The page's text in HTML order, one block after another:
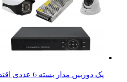
پک دوربین مدار بسته 6 عددی اقتصادی